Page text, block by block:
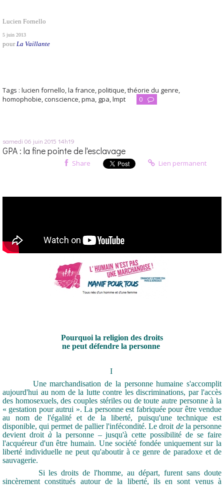
Lucien Fornello
5 juin 2013
pour La Vaillante
Tags : lucien fornello,la france,politique,théorie du genre,
homophobie,conscience,pma, gpa,lmpt 0
samedi 06 juin 2015 14h19
GPA : la fine pointe de l'esclavage
Share Lien permanent
Pourquoi la religion des droits
ne peut défendre la personne
I
Une marchandisation de la personne humaine s'accomplit
aujourd'hui au nom de la lutte contre les discriminations, par l'accès
des homosexuels, des couples stériles ou de toute autre personne à la
« gestation pour autrui ». La personne est fabriquée pour être vendue
au nom de l'égalité et de la liberté, puisqu'une technique est
disponible, qui permet de pallier l'infécondité. Le droit dela personne
devient droit àla personne – jusqu'à cette possibilité de se faire
l'acquéreur d'un être humain. Une société fondée uniquement sur la
liberté individuelle ne peut qu'aboutir à ce genre de paradoxe et de
sauvagerie.
Si les droits de l'homme, au départ, furent sans doute
sincèrement constitués autour de la liberté, ils en sont venus à